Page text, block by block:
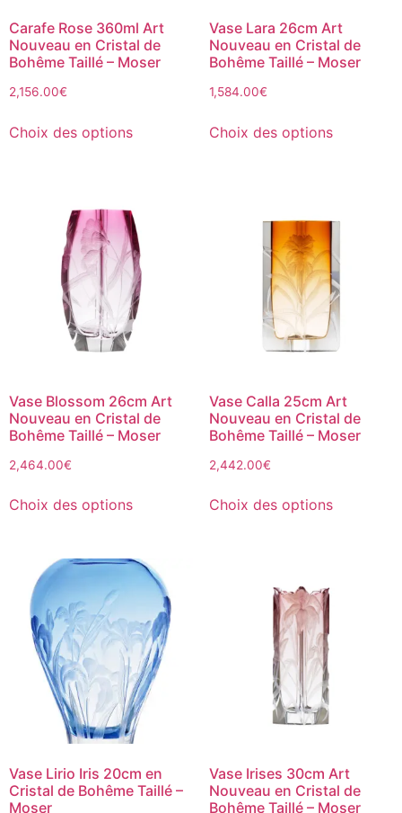
Carafe Rose 360ml Art
Nouveau en Cristal de
Bohême Taillé – Moser
2,156.00€
Choix des options
Vase Lara 26cm Art
Nouveau en Cristal de
Bohême Taillé – Moser
1,584.00€
Choix des options
Vase Blossom 26cm Art
Nouveau en Cristal de
Bohême Taillé – Moser
2,464.00€
Choix des options
Vase Calla 25cm Art
Nouveau en Cristal de
Bohême Taillé – Moser
2,442.00€
Choix des options
Vase Lirio Iris 20cm en
Cristal de Bohême Taillé –
Moser
Vase Irises 30cm Art
Nouveau en Cristal de
Bohême Taillé – Moser